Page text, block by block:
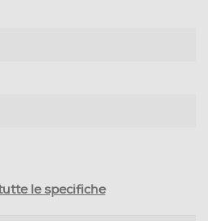
le specifiche